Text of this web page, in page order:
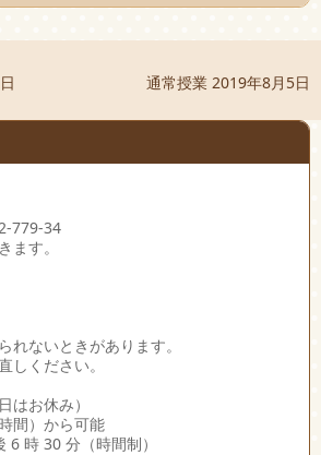
通常授業 2019年8月5日
779-34
ます。
れないときがあります。
しください。
はお休み）
間）から可能
時 30 分（時間制）